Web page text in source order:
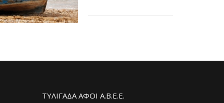
ΤΥΛΙΓΑΔΑ ΑΦΟΙ Α.Β.Ε.Ε.